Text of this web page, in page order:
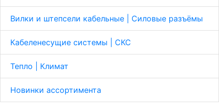
Вилки и штепсели кабельные | Cиловые разъёмы
Кабеленесущие системы | СКС
Тепло | Климат
Новинки ассортимента